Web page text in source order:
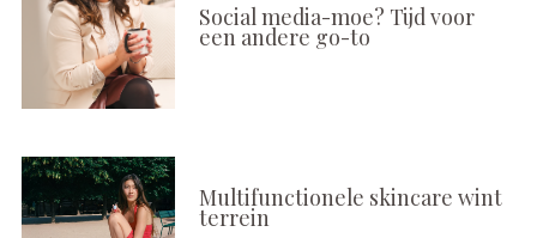
Social media-moe? Tijd voor
een andere go-to
Multifunctionele skincare wint
terrein